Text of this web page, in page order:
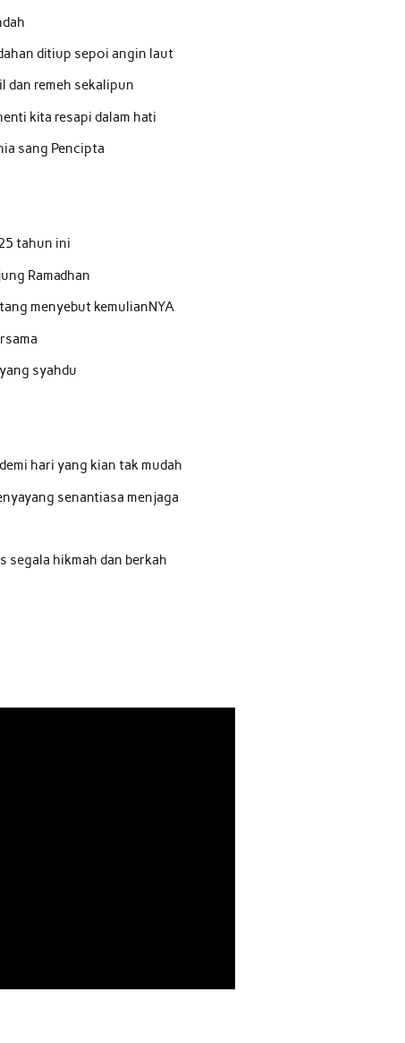
ditiup sepoi angin laut
dan remeh sekalipun
kita resapi dalam hati
sang Pencipta
tahun ini
Ramadhan
menyebut kemulianNYA
syahdu
hari yang kian tak mudah
senantiasa menjaga
segala hikmah dan berkah